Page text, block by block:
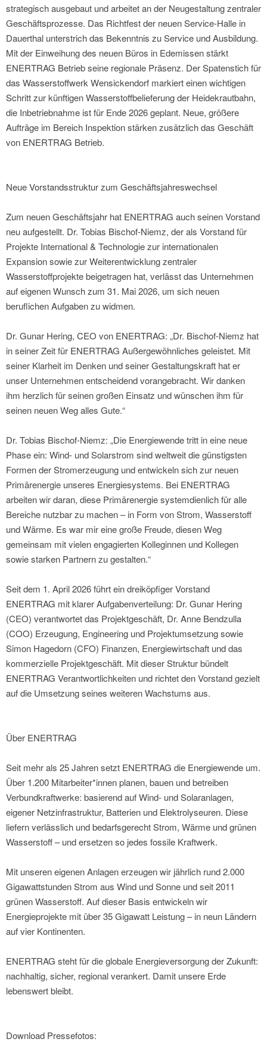
strategisch ausgebaut und arbeitet an der Neugestaltung zentraler
Geschäftsprozesse. Das Richtfest der neuen Service-Halle in
Dauerthal unterstrich das Bekenntnis zu Service und Ausbildung.
Mit der Einweihung des neuen Büros in Edemissen stärkt
ENERTRAG Betrieb seine regionale Präsenz. Der Spatenstich für
das Wasserstoffwerk Wensickendorf markiert einen wichtigen
Schritt zur künftigen Wasserstoffbelieferung der Heidekrautbahn,
die Inbetriebnahme ist für Ende 2026 geplant. Neue, größere
Aufträge im Bereich Inspektion stärken zusätzlich das Geschäft
von ENERTRAG Betrieb.
Neue Vorstandsstruktur zum Geschäftsjahreswechsel
Zum neuen Geschäftsjahr hat ENERTRAG auch seinen Vorstand
neu aufgestellt. Dr. Tobias Bischof-Niemz, der als Vorstand für
Projekte International & Technologie zur internationalen
Expansion sowie zur Weiterentwicklung zentraler
Wasserstoffprojekte beigetragen hat, verlässt das Unternehmen
auf eigenen Wunsch zum 31. Mai 2026, um sich neuen
beruflichen Aufgaben zu widmen.
Dr. Gunar Hering, CEO von ENERTRAG: „Dr. Bischof-Niemz hat
in seiner Zeit für ENERTRAG Außergewöhnliches geleistet. Mit
seiner Klarheit im Denken und seiner Gestaltungskraft hat er
unser Unternehmen entscheidend vorangebracht. Wir danken
ihm herzlich für seinen großen Einsatz und wünschen ihm für
seinen neuen Weg alles Gute.“
Dr. Tobias Bischof-Niemz: „Die Energiewende tritt in eine neue
Phase ein: Wind- und Solarstrom sind weltweit die günstigsten
Formen der Stromerzeugung und entwickeln sich zur neuen
Primärenergie unseres Energiesystems. Bei ENERTRAG
arbeiten wir daran, diese Primärenergie systemdienlich für alle
Bereiche nutzbar zu machen – in Form von Strom, Wasserstoff
und Wärme. Es war mir eine große Freude, diesen Weg
gemeinsam mit vielen engagierten Kolleginnen und Kollegen
sowie starken Partnern zu gestalten.“
Seit dem 1. April 2026 führt ein dreiköpfiger Vorstand
ENERTRAG mit klarer Aufgabenverteilung: Dr. Gunar Hering
(CEO) verantwortet das Projektgeschäft, Dr. Anne Bendzulla
(COO) Erzeugung, Engineering und Projektumsetzung sowie
Simon Hagedorn (CFO) Finanzen, Energiewirtschaft und das
kommerzielle Projektgeschäft. Mit dieser Struktur bündelt
ENERTRAG Verantwortlichkeiten und richtet den Vorstand gezielt
auf die Umsetzung seines weiteren Wachstums aus.
Über ENERTRAG
Seit mehr als 25 Jahren setzt ENERTRAG die Energiewende um.
Über 1.200 Mitarbeiter*innen planen, bauen und betreiben
Verbundkraftwerke: basierend auf Wind- und Solaranlagen,
eigener Netzinfrastruktur, Batterien und Elektrolyseuren. Diese
liefern verlässlich und bedarfsgerecht Strom, Wärme und grünen
Wasserstoff – und ersetzen so jedes fossile Kraftwerk.
Mit unseren eigenen Anlagen erzeugen wir jährlich rund 2.000
Gigawattstunden Strom aus Wind und Sonne und seit 2011
grünen Wasserstoff. Auf dieser Basis entwickeln wir
Energieprojekte mit über 35 Gigawatt Leistung – in neun Ländern
auf vier Kontinenten.
ENERTRAG steht für die globale Energieversorgung der Zukunft:
nachhaltig, sicher, regional verankert. Damit unsere Erde
lebenswert bleibt.
Download Pressefotos: